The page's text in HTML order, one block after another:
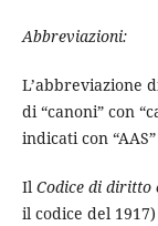
Abbreviazioni:
L’abbreviazione
di “canoni” con
indicati con
Il Codice di diritto
il codice del